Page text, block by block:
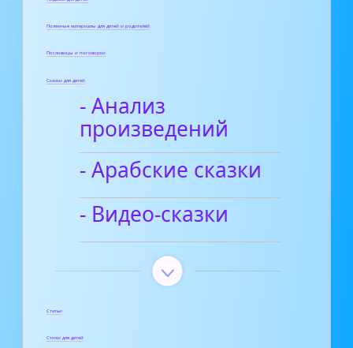
Полезные материалы для детей и родителей
Пословицы и поговорки
Сказки для детей
- Анализ
произведений
- Арабские сказки
- Видео-сказки
Статьи
Стихи для детей